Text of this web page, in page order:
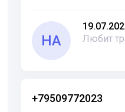
НА
Любит
+79509772023